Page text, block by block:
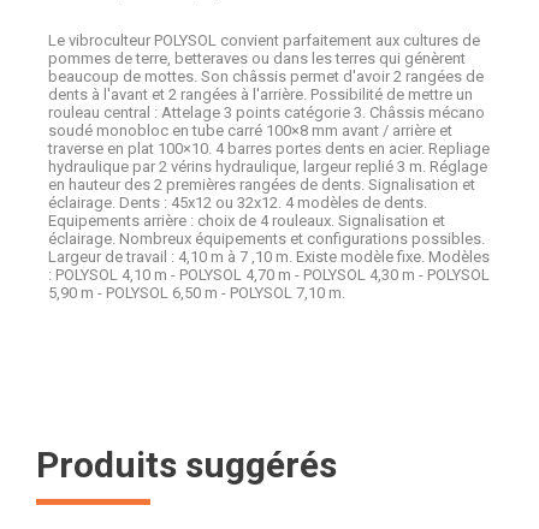
Le vibroculteur POLYSOL convient parfaitement aux cultures de
pommes de terre, betteraves ou dans les terres qui génèrent
beaucoup de mottes. Son châssis permet d'avoir 2 rangées de
dents à l'avant et 2 rangées à l'arrière. Possibilité de mettre un
rouleau central : Attelage 3 points catégorie 3. Châssis mécano
soudé monobloc en tube carré 100×8 mm avant / arrière et
traverse en plat 100×10. 4 barres portes dents en acier. Repliage
hydraulique par 2 vérins hydraulique, largeur replié 3 m. Réglage
en hauteur des 2 premières rangées de dents. Signalisation et
éclairage. Dents : 45x12 ou 32x12. 4 modèles de dents.
Equipements arrière : choix de 4 rouleaux. Signalisation et
éclairage. Nombreux équipements et configurations possibles.
Largeur de travail : 4,10 m à 7 ,10 m. Existe modèle fixe. Modèles
: POLYSOL 4,10 m - POLYSOL 4,70 m - POLYSOL 4,30 m - POLYSOL
5,90 m - POLYSOL 6,50 m - POLYSOL 7,10 m.
Produits suggérés